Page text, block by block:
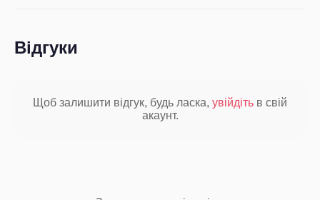
Відгуки
Щоб залишити відгук, будь ласка, увійдіть в свій
акаунт.